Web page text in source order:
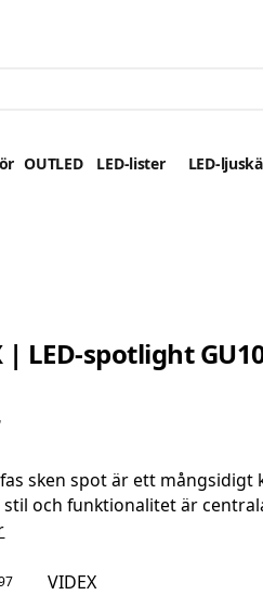
OUTLED LED-lister LED-
| LED-spotlight
sken spot är ett
stil och funktionalitet är
VIDEX